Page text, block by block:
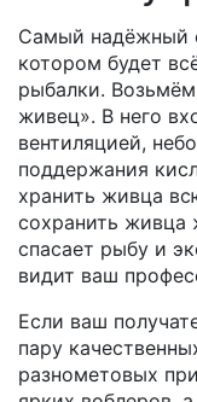
Самый надёжный
котором будет
рыбалки.
живец». В него
вентиляцией,
поддержания
хранить живца
сохранить живца
спасает рыбу и
видит ваш
Если ваш
пару
разнометовых